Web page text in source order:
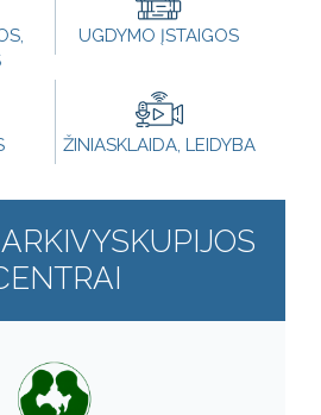
UGDYMO ĮSTAIGOS
ŽINIASKLAIDA, LEIDYBA